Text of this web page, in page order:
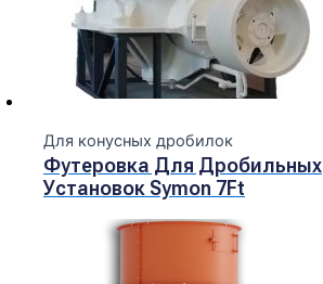
Для конусных дробилок
Футеровка Для Дробильных
Установок Symon 7Ft